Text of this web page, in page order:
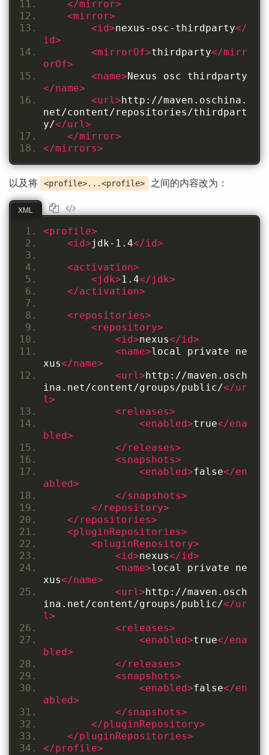
</mirror>
<mirror>
<id>nexus-osc-thirdparty</
id>
<mirrorOf>thirdparty</mirr
orOf>
<name>Nexus osc thirdparty
</name>
<url>http://maven.oschina.
net/content/repositories/thirdpart
y/</url>
</mirror>
</mirrors>
以及将 <profile>...<profile> 之间的内容改为：
<profile>
<id>jdk-1.4</id>
<activation>
<jdk>1.4</jdk>
</activation>
<repositories>
<repository>
<id>nexus</id>
<name>local private ne
xus</name>
<url> http://maven.osch
ina.net/content/groups/public/</ur
l>
<releases>
<enabled>true</ena
bled>
</releases>
<snapshots>
<enabled>false</en
abled>
</snapshots>
</repository>
</repositories>
<pluginRepositories>
<pluginRepository>
<id>nexus</id>
<name>local private ne
xus</name>
<url> http://maven.osch
ina.net/content/groups/public/</ur
l>
<releases>
<enabled>true</ena
bled>
</releases>
<snapshots>
<enabled>false</en
abled>
</snapshots>
</pluginRepository>
</pluginRepositories>
</profile>
XML